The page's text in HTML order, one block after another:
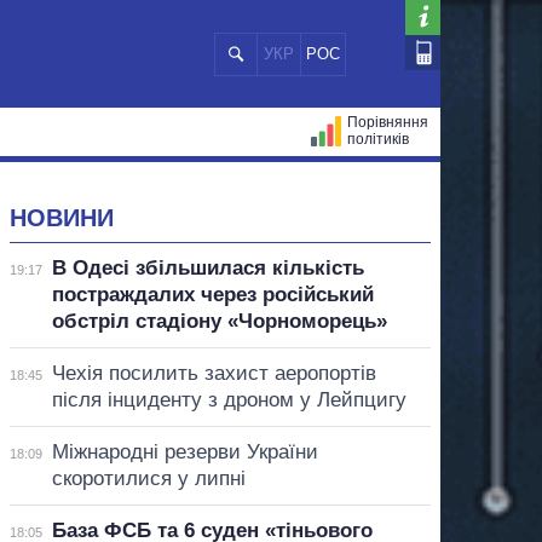
УКР РОС
Порівняння
політиків
НОВИНИ
19:17
В Одесі збільшилася кількість
постраждалих через російський
обстріл стадіону «Чорноморець»
18:45
Чехія посилить захист аеропортів
після інциденту з дроном у Лейпцигу
18:09
Міжнародні резерви України
скоротилися у липні
18:05
База ФСБ та 6 суден «тіньового